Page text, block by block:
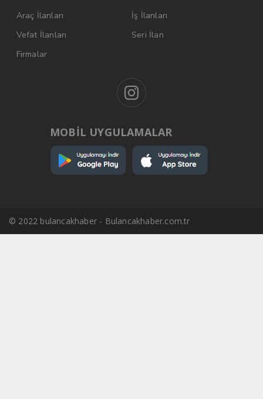
Araç İlanları
İş İlanları
Vefat İlanları
Seri İlan
Firmalar
MOBİL UYGULAMALAR
© 2022 bulancakhaber - Bulancakhaber.com.tr